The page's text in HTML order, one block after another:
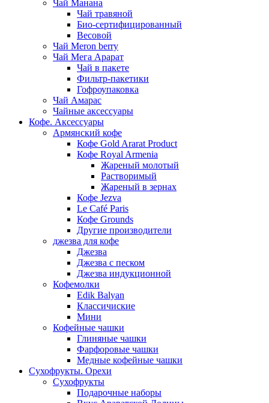
Чай Манана
Чай травяной
Био-сертифицированный
Весовой
Чай Meron berry
Чай Мега Арарат
Чай в пакете
Фильтр-пакетики
Гофроупаковка
Чай Амарас
Чайные аксессуары
Кофе. Аксессуары
Армянский кофе
Кофе Gold Ararat Product
Кофе Royal Armenia
Жареный молотый
Растворимый
Жареный в зернах
Кофе Jezva
Le Café Paris
Кофе Grounds
Другие производители
джезва для кофе
Джезва
Джезва с песком
Джезва индукционной
Кофемолки
Edik Balyan
Классичиские
Мини
Кофейные чашки
Глиняные чашки
Фарфоровые чашки
Медные кофейные чашки
Сухофрукты. Орехи
Сухофрукты
Подарочные наборы